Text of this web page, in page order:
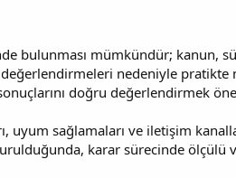
bulunması mümkündür; kanun,
nedeniyle
doğru değerlendirmek
sağlamaları ve iletişim
karar sürecinde ölçülü